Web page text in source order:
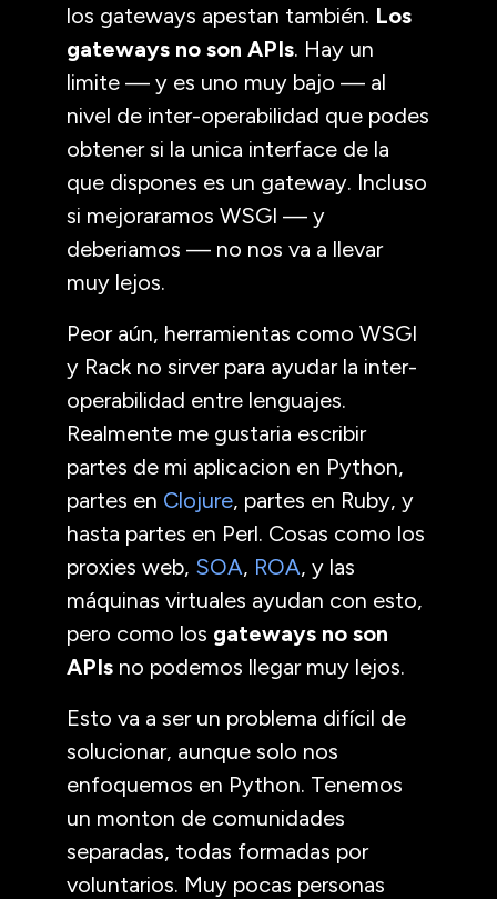
los gateways apestan también. Los
gateways no son APIs. Hay un
limite — y es uno muy bajo — al
nivel de inter-operabilidad que podes
obtener si la unica interface de la
que dispones es un gateway. Incluso
si mejoraramos WSGI — y
deberiamos — no nos va a llevar
muy lejos.
Peor aún, herramientas como WSGI
y Rack no sirver para ayudar la inter-
operabilidad entre lenguajes.
Realmente me gustaria escribir
partes de mi aplicacion en Python,
partes en Clojure, partes en Ruby, y
hasta partes en Perl. Cosas como los
proxies web, SOA, ROA, y las
máquinas virtuales ayudan con esto,
pero como los gateways no son
APIs no podemos llegar muy lejos.
Esto va a ser un problema difícil de
solucionar, aunque solo nos
enfoquemos en Python. Tenemos
un monton de comunidades
separadas, todas formadas por
voluntarios. Muy pocas personas